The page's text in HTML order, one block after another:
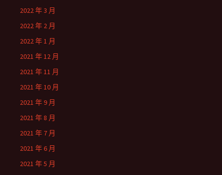
2022 年 3 月
2022 年 2 月
2022 年 1 月
2021 年 12 月
2021 年 11 月
2021 年 10 月
2021 年 9 月
2021 年 8 月
2021 年 7 月
2021 年 6 月
2021 年 5 月